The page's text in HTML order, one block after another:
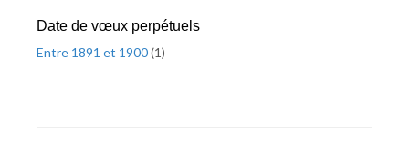
Date de vœux perpétuels
Entre 1891 et 1900(1)